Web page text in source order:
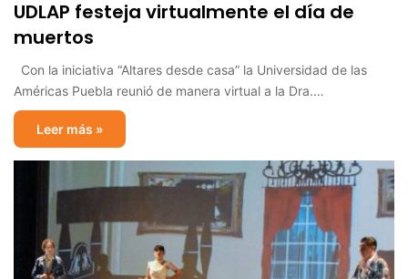
UDLAP festeja virtualmente el día de
muertos
Con la iniciativa “Altares desde casa” la Universidad de las
Américas Puebla reunió de manera virtual a la Dra.…
Leer más »